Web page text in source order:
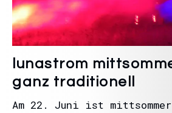
lunastrom
ganz traditionell
Am 22. Juni ist